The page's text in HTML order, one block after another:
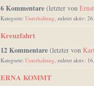
6 Kommentare(letzter von
Kategorie: Unterhaltung, zuletzt aktiv:
Kreuzfahrt
12 Kommentare(letzter von
Kategorie: Unterhaltung , zuletzt aktiv:
ERNA KOMMT